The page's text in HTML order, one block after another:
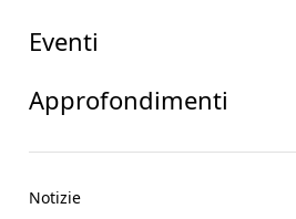
Eventi
Approfondimenti
Notizie